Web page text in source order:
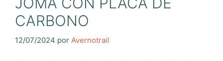
CARBONO
12/07/2024 por Avernotrail